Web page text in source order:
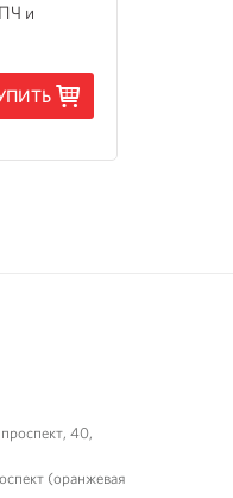
и
40,
(оранжевая